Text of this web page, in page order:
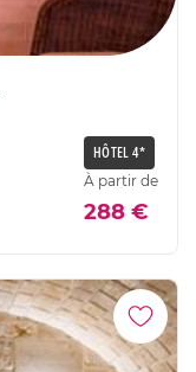
HÔTEL 4*
À partir de
288 €